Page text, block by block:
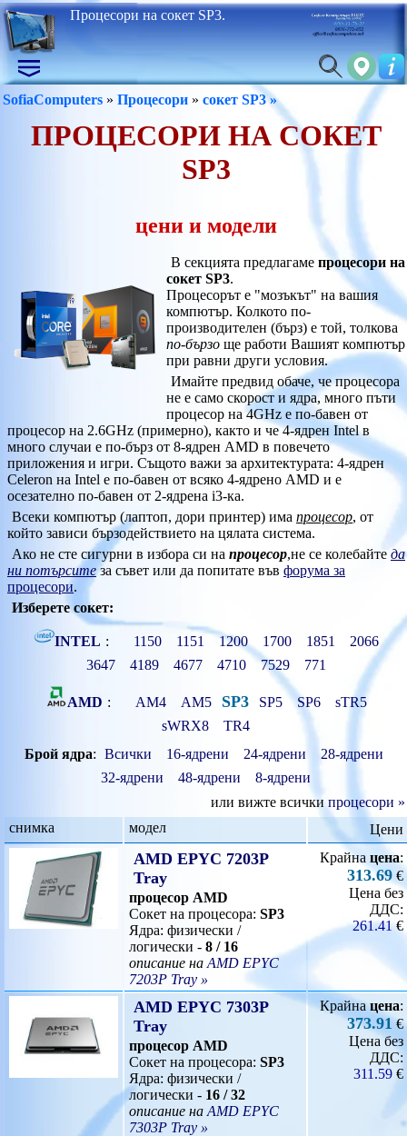
Процесори на сокет SP3.
SofiaComputers » Процесори » сокет SP3 »
ПРОЦЕСОРИ НА СОКЕТ
SP3
цени и модели
В секцията предлагаме процесори на
сокет SP3.
Процесорът е "мозъкът" на вашия
компютър. Колкото по-
производителен (бърз) е той, толкова
по-бързо ще работи Вашият компютър
при равни други условия.
Имайте предвид обаче, че процесора
не е само скорост и ядра, много пъти
процесор на 4GHz е по-бавен от
процесор на 2.6GHz (примерно), както и че 4-ядрен Intel в
много случаи е по-бърз от 8-ядрен AMD в повечето
приложения и игри. Същото важи за архитектурата: 4-ядрен
Celeron на Intel е по-бавен от всяко 4-ядрено AMD и е
осезателно по-бавен от 2-ядрена i3-ка.
Всеки компютър (лаптоп, дори принтер) има процесор, от
който зависи бързодействието на цялата система.
Ако не сте сигурни в избора си на процесор,не се колебайте да
ни потърситеза съвет или да попитате във форума за
процесори.
Изберете сокет:
INTEL : 1150 1151 1200 1700 1851
2066
3647
4189 4677 4710 7529 771
AMD : AM4 AM5 SP3 SP5 SP6
sTR5
sWRX8
TR4
Брой ядра: Всички 16-ядрени 24-ядрени
28-ядрени
32-ядрени
48-ядрени
8-ядрени
или вижте всички процесори »
снимка
модел Цени
AMD EPYC 7203P
Tray
процесор AMD
Сокет на процесора: SP3
Ядра: физически /
логически - 8 / 16
описание на AMD EPYC
7203P Tray »
Крайна цена:
313.69 €
Цена без
ДДС:
261.41€
AMD EPYC 7303P
Tray
процесор AMD
Сокет на процесора: SP3
Ядра: физически /
логически - 16 / 32
описание на AMD EPYC
7303P Tray »
Крайнацена:
373.91€
Цена без
ДДС:
311.59 €